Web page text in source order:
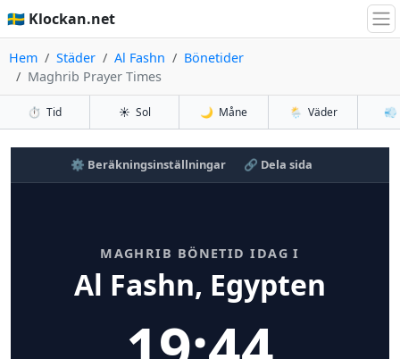
🇸🇪 Klockan.net
Hem Städer Al Fashn
Bönetider
Maghrib Prayer Times
⏱️ Tid ☀️ Sol 🌙 Måne 🌦️ Väder 💨
⚙️ Beräkningsinställningar 🔗 Dela sida
MAGHRIB BÖNETID IDAG I
Al Fashn, Egypten